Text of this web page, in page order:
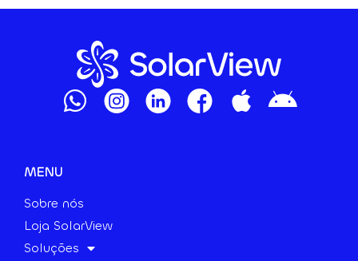
MENU
Sobre nós
Loja SolarView
Soluções